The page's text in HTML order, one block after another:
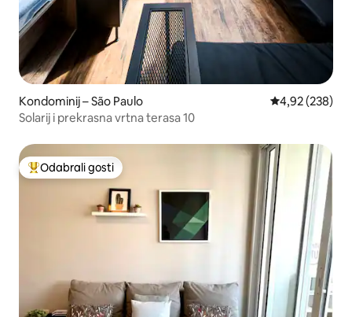
Kondominij – São Paulo Prosječna
4,92 (238)
Solarij i prekrasna vrtna terasa 10
Među najviše rangiranima s oznakom „Odabrali gosti”
Odabrali gosti